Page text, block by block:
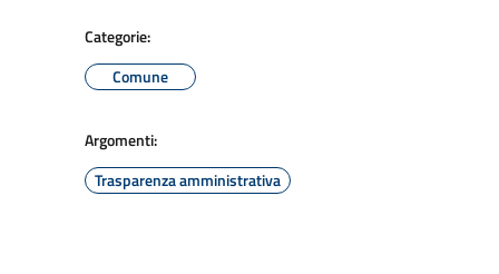
Categorie:
Comune
Argomenti:
Trasparenza amministrativa